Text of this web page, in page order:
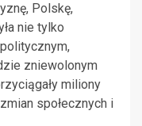
Polskę,
nie tylko
zniewolonym
miliony
społecznych i